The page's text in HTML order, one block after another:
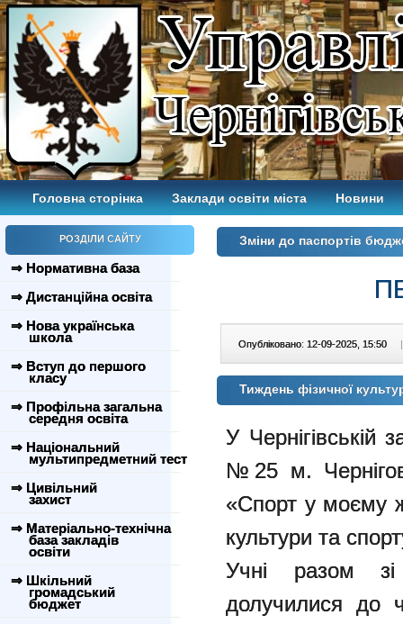
Головна сторінка Заклади освіти міста Новини
РОЗДІЛИ САЙТУ
⇒ Нормативна база
⇒ Дистанційна освіта
⇒ Нова українська
школа
⇒ Вступ до першого
класу
⇒ Профільна загальна
середня освіта
⇒ Національний
мультипредметний тест
⇒ Цивільний
захист
⇒ Матеріально-технічна
база закладів
освіти
⇒ Шкільний
громадський
бюджет
Зміни до паспортів
Опубліковано: 12-09-2025, 15:50 |
Тиждень фізичної
У Чернігівській
№25 м.
«Спорт у моєму
культури та
Учні разом
долучилися до